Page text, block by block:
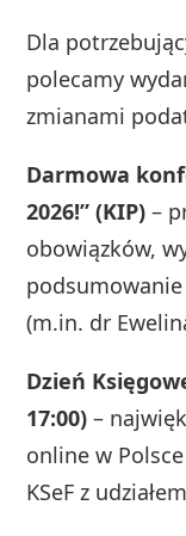
Dla
polecamy
zmianami
Darmowa
2026!” (KIP) –
obowiązków,
(m.in. dr
Dzień
17:00) –
online w Polsce
KSeF z